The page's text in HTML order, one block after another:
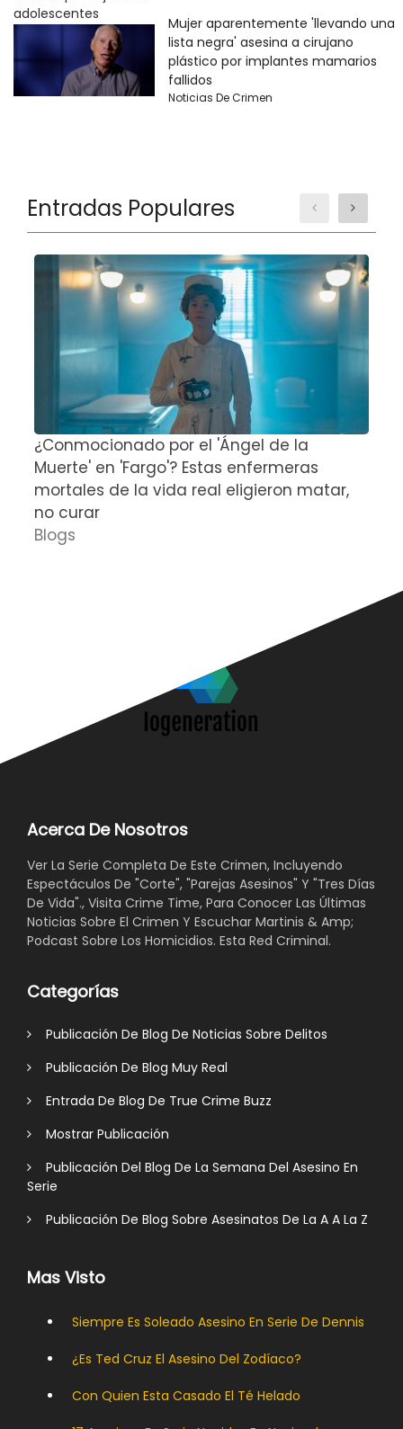
Mujer aparentemente 'llevando una
lista negra' asesina a cirujano
plástico por implantes mamarios
fallidos
Noticias De Crimen
Entradas Populares
¿Conmocionado por el 'Ángel de la
Muerte' en 'Fargo'? Estas enfermeras
mortales de la vida real eligieron matar,
no curar
Blogs
Acerca De Nosotros
Ver La Serie Completa De Este Crimen, Incluyendo
Espectáculos De "Corte", "Parejas Asesinos" Y "Tres Días
De Vida"., Visita Crime Time, Para Conocer Las Últimas
Noticias Sobre El Crimen Y Escuchar Martinis & Amp;
Podcast Sobre Los Homicidios. Esta Red Criminal.
Categorías
Publicación De Blog De Noticias Sobre Delitos
Publicación De Blog Muy Real
Entrada De Blog De True Crime Buzz
Mostrar Publicación
Publicación Del Blog De La Semana Del Asesino En
Serie
Publicación De Blog Sobre Asesinatos De La A A La Z
Mas Visto
Siempre Es Soleado Asesino En Serie De Dennis
¿Es Ted Cruz El Asesino Del Zodíaco?
Con Quien Esta Casado El Té Helado